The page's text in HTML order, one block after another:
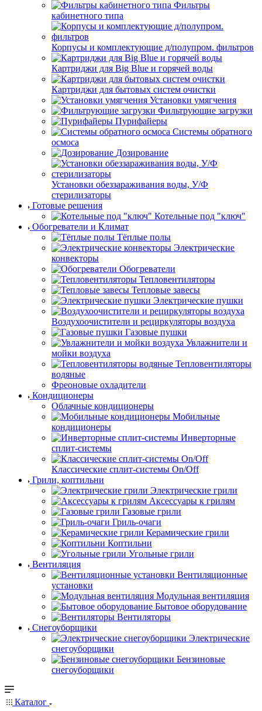
Фильтры
кабинетного типа
Корпусы и комплектующие д/полупром. фильтров
Картриджи для Big Blue и горячей воды
Картриджи для бытовых систем очистки
Установки умягчения
Фильтрующие загрузки
Пурифайеры
Системы обратного
осмоса
Дозирование
Установки обеззараживания воды, У/Ф
стерилизаторы
Готовые решения
Котельные под "ключ"
Обогреватели и Климат
Тёплые полы
Электрические
конвекторы
Обогреватели
Тепловентиляторы
Тепловые завесы
Электрические пушки
Воздухоочистители и рециркуляторы воздуха
Газовые пушки
Увлажнители и
мойки воздуха
Тепловентиляторы
водяные
Фреоновые охладители
Кондиционеры
Облачные кондиционеры
Мобильные
кондиционеры
Инверторные
сплит-системы
Классические сплит-системы On/Off
Грили, коптильни
Электрические грили
Аксессуары к грилям
Газовые грили
Гриль-очаги
Керамические грили
Коптильни
Угольные грили
Вентиляция
Вентиляционные
установки
Модульная вентиляция
Бытовое оборудование
Вентиляторы
Снегоуборщики
Электрические
снегоуборщики
Бензиновые
снегоуборщики
Каталог